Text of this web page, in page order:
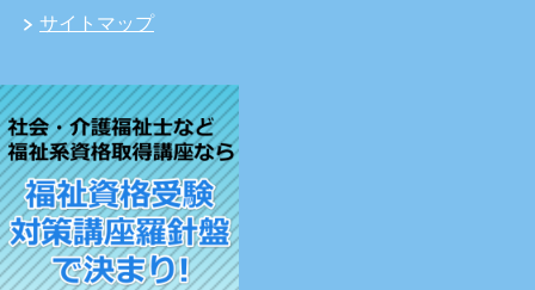
サイトマップ